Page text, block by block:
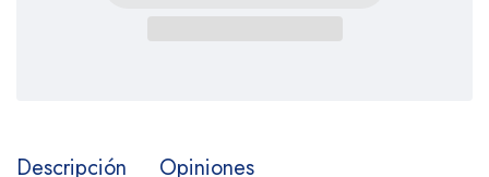
Descripción Opiniones